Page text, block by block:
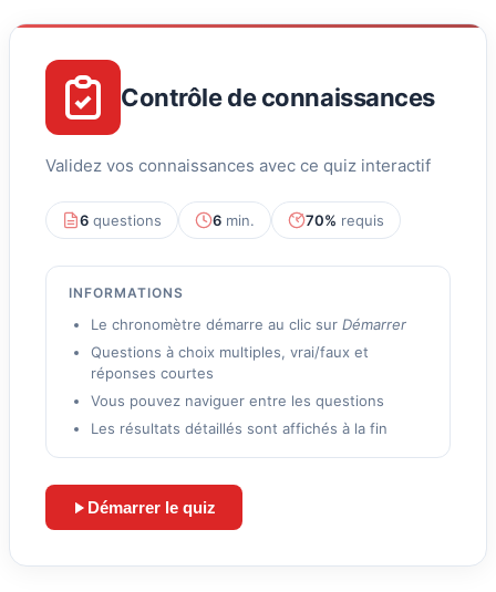
Contrôle de connaissances
Validez vos connaissances avec ce quiz interactif
6 questions 6 min. 70% requis
INFORMATIONS
Le chronomètre démarre au clic sur Démarrer
Questions à choix multiples, vrai/faux et
réponses courtes
Vous pouvez naviguer entre les questions
Les résultats détaillés sont affichés à la fin
Démarrer le quiz